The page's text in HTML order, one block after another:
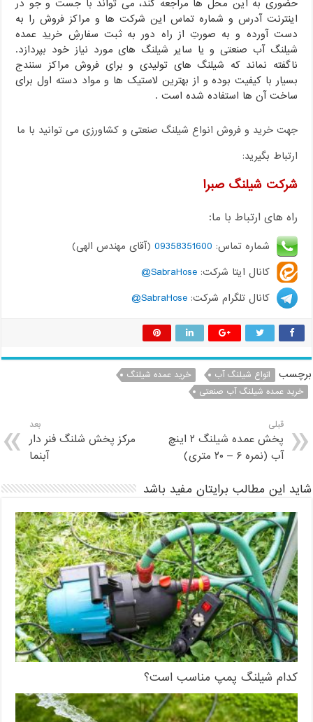
حضوری به این محل ها مراجعه کند، می تواند با جست و جو در
اینترنت آدرس و شماره تماس این شرکت ها و مراکز فروش را به
دست آورده و به صورتِ از راه دور به ثبت سفارشِ خریدِ عمده
شیلنگ آب صنعتی و یا سایر شیلنگ های مورد نیاز خود بپردازد.
ناگفته نماند که شیلنگ های تولیدی و برای فروش مراکز سنندج
بسیار با کیفیت بوده و از بهترین لاستیک ها و مواد دسته اول برای
ساخت آن ها استفاده شده است .
جهت خرید و فروش انواع شیلنگ صنعتی و کشاورزی می توانید با ما
ارتباط بگیرید:
شرکت شیلنگ صبرا
راه های ارتباط با ما:
شماره تماس: 09358351600 (آقای مهندس الهی)
کانال ایتا شرکت:SabraHose@
کانال تلگرام شرکت:SabraHose@
برچسب انواع شیلنگ آب
خرید عمده شیلنگ
خرید عمده شیلنگ آب صنعتی
قبلی
پخش عمده شیلنگ ۲ اینچ
آب (نمره ۶ – ۲۰ متری)
بعد
مرکز پخش شلنگ فنر دار
آبنما
شاید این مطالب برایتان مفید باشد
کدام شیلنگ پمپ مناسب است؟